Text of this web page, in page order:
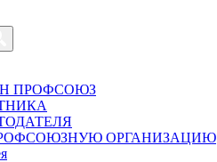
ПРОФСОЮЗ
ОРГАНИЗАЦИЮ